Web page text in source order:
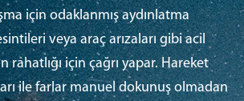
için odaklanmış aydınlatma
veya araç arızaları gibi acil
rahatlığı için çağrı yapar. Hareket
ile farlar manuel dokunuş olmadan